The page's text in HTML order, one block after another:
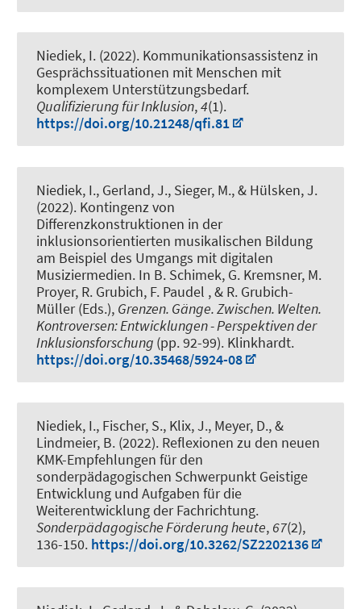
Niediek, I. (2022). Kommunikationsassistenz in
Gesprächssituationen mit Menschen mit
komplexem Unterstützungsbedarf.
Qualifizierung für Inklusion,4(1).
https://doi.org/10.21248/qfi.81
Niediek, I., Gerland, J., Sieger, M., & Hülsken, J.
(2022). Kontingenz von
Differenzkonstruktionen in der
inklusionsorientierten musikalischen Bildung
am Beispiel des Umgangs mit digitalen
Musiziermedien. In B. Schimek, G. Kremsner, M.
Proyer, R. Grubich, F. Paudel , & R. Grubich-
Müller (Eds.), Grenzen. Gänge. Zwischen. Welten.
Kontroversen: Entwicklungen - Perspektiven der
Inklusionsforschung (pp. 92-99). Klinkhardt.
https://doi.org/10.35468/5924-08
Niediek, I., Fischer, S., Klix, J., Meyer, D., &
Lindmeier, B. (2022). Reflexionen zu den neuen
KMK-Empfehlungen für den
sonderpädagogischen Schwerpunkt Geistige
Entwicklung und Aufgaben für die
Weiterentwicklung der Fachrichtung.
Sonderpädagogische Förderung heute, 67(2),
136-150. https://doi.org/10.3262/SZ2202136